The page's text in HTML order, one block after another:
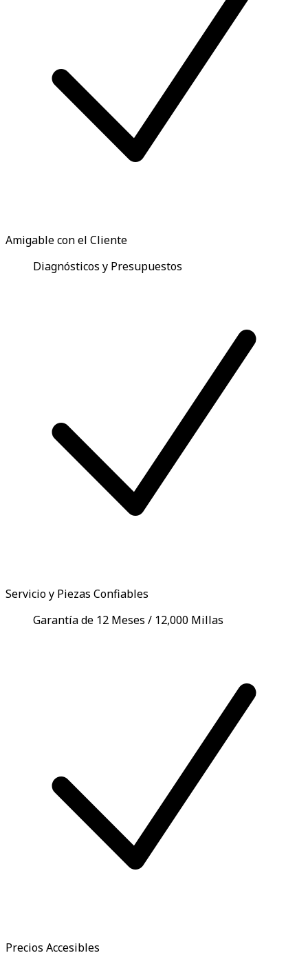
Amigable con el Cliente
Diagnósticos y Presupuestos
Servicio y Piezas Confiables
Garantía de 12 Meses / 12,000 Millas
Precios Accesibles